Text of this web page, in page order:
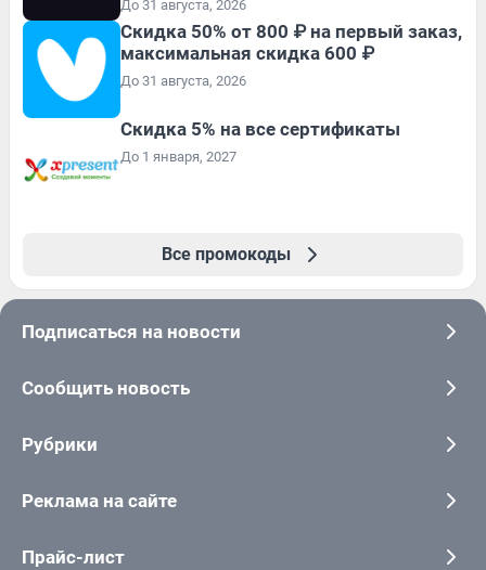
До 31 августа, 2026
Скидка 50% от 800 ₽ на первый заказ,
максимальная скидка 600 ₽
До 31 августа, 2026
Скидка 5% на все сертификаты
До 1 января, 2027
Все промокоды
Подписаться на новости
Сообщить новость
Рубрики
Реклама на сайте
Прайс-лист